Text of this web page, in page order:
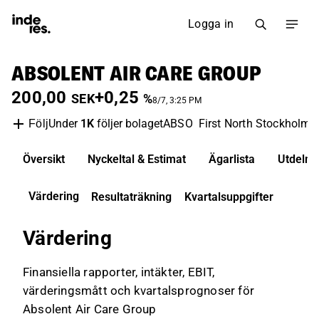
Logga in
ABSOLENT AIR CARE GROUP
200,00 SEK+0,25 %8/7, 3:25 PM
FöljUnder 1K följer bolagetABSO First North Stockholm
Översikt Nyckeltal & Estimat Ägarlista
Värdering Resultaträkning Kvartalsuppgifter
Värdering
Finansiella rapporter, intäkter, EBIT,
värderingsmått och kvartalsprognoser för
Absolent Air Care Group